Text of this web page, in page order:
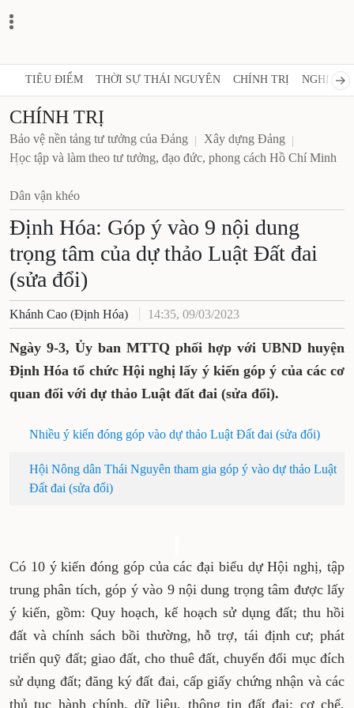
TIÊU ĐIỂM THỜI SỰ THÁI NGUYÊN CHÍNH TRỊ NGHỊ
CHÍNH TRỊ
Bảo vệ nền tảng tư tưởng của Đảng
Xây dựng Đảng
Học tập và làm theo tư tưởng, đạo đức, phong cách Hồ Chí Minh
Dân vận khéo
Định Hóa: Góp ý vào 9 nội dung
trọng tâm của dự thảo Luật Đất đai
(sửa đổi)
Khánh Cao (Định Hóa) 14:35, 09/03/2023
Ngày 9-3, Ủy ban MTTQ phối hợp với UBND huyện
Định Hóa tổ chức Hội nghị lấy ý kiến góp ý của các cơ
quan đối với dự thảo Luật đất đai (sửa đổi).
Nhiều ý kiến đóng góp vào dự thảo Luật Đất đai (sửa đổi)
Hội Nông dân Thái Nguyên tham gia góp ý vào dự thảo Luật
Đất đai (sửa đổi)
Có 10 ý kiến đóng góp của các đại biểu dự Hội nghị, tập
trung phân tích, góp ý vào 9 nội dung trọng tâm được lấy
ý kiến, gồm: Quy hoạch, kế hoạch sử dụng đất; thu hồi
đất và chính sách bồi thường, hỗ trợ, tái định cư; phát
triển quỹ đất; giao đất, cho thuê đất, chuyển đổi mục đích
sử dụng đất; đăng ký đất đai, cấp giấy chứng nhận và các
thủ tục hành chính, dữ liệu, thông tin đất đai; cơ chế,